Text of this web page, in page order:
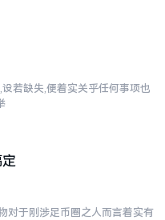
若缺失,便着实关乎任何事项也
对于刚涉足币圈之人而言着实有